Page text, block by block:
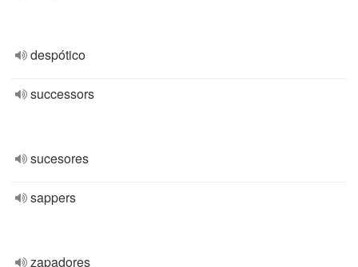
despótico
successors
sucesores
sappers
zapadores